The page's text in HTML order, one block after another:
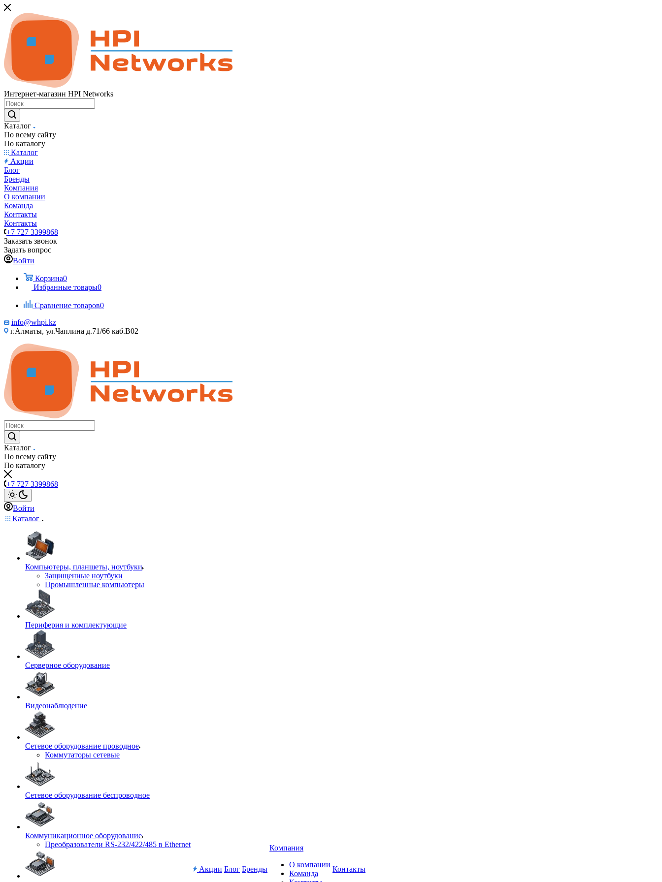
Интернет-магазин HPI Networks
Каталог
По всему сайту
По каталогу
Каталог
Акции
Блог
Бренды
Компания
О компании
Команда
Контакты
Контакты
+7 727 3399868
Заказать звонок
Задать вопрос
Войти
Корзина0
Избранные товары0
Сравнение товаров0
info@whpi.kz
г.Алматы, ул.Чаплина д.71/66 каб.B02
Каталог
По всему сайту
По каталогу
+7 727 3399868
Войти
Каталог
Компьютеры, планшеты, ноутбуки
Защищенные ноутбуки
Промышленные компьютеры
Периферия и комплектующие
Серверное оборудование
Видеонаблюдение
Сетевое оборудование проводное
Коммутаторы сетевые
Сетевое оборудование беспроводное
Коммуникационное оборудование
Преобразователи RS-232/422/485 в Ethernet
Акции Блог Бренды
Компания
О компании
Команда
Контакты